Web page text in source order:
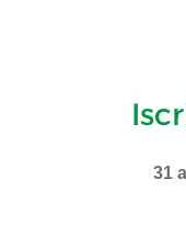
31